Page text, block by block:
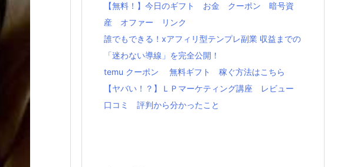
【無料！】今日のギフト お金 クーポン 暗号資
産 オファー リンク
誰でもできる！xアフィリ型テンプレ副業 収益までの
「迷わない導線」を完全公開！
temu クーポン 無料ギフト 稼ぐ方法はこちら
【ヤバい！？】ＬＰマーケティング講座 レビュー
口コミ 評判から分かったこと